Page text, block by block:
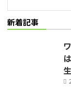
新着記事